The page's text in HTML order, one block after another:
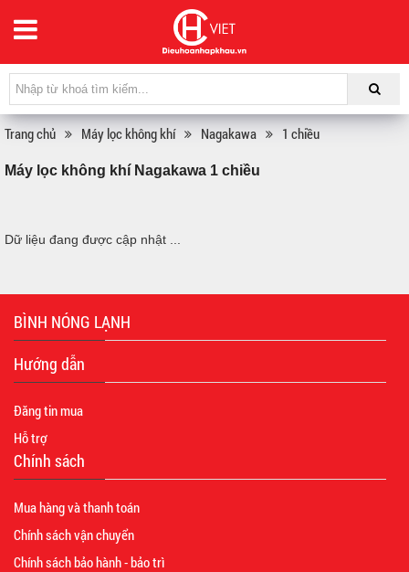
Trang chủ Máy lọc không khí Nagakawa 1 chiều
Máy lọc không khí Nagakawa 1 chiều
Dữ liệu đang được cập nhật ...
BÌNH NÓNG LẠNH
Hướng dẫn
Đăng tin mua
Hỗ trợ
Chính sách
Mua hàng và thanh toán
Chính sách vận chuyển
Chính sách bảo hành - bảo trì